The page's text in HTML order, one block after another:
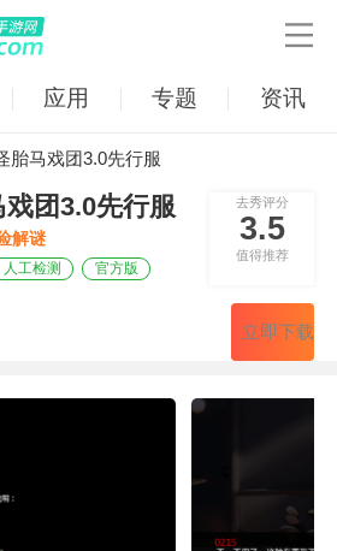

应用 专题 资讯
胎马戏团3.0先行服
戏团3.0先行服
解谜
人工检测 官方版
去秀评分
3.5
值得推荐
立即下载